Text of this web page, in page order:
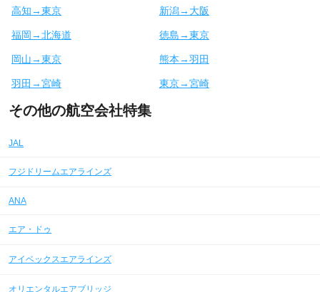
高知→東京 新潟→大阪
福岡→北海道 徳島→東京
岡山→東京 熊本→羽田
羽田→宮崎 東京→宮崎
その他の航空会社特集
JAL
フジドリームエアラインズ
ANA
エア・ドゥ
アイベックスエアラインズ
オリエンタルエアブリッジ